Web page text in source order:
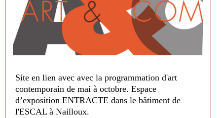
Site en lien avec avec la programmation d'art
contemporain de mai à octobre. Espace
d’exposition ENTRACTE dans le bâtiment de
l'ESCAL à Nailloux.